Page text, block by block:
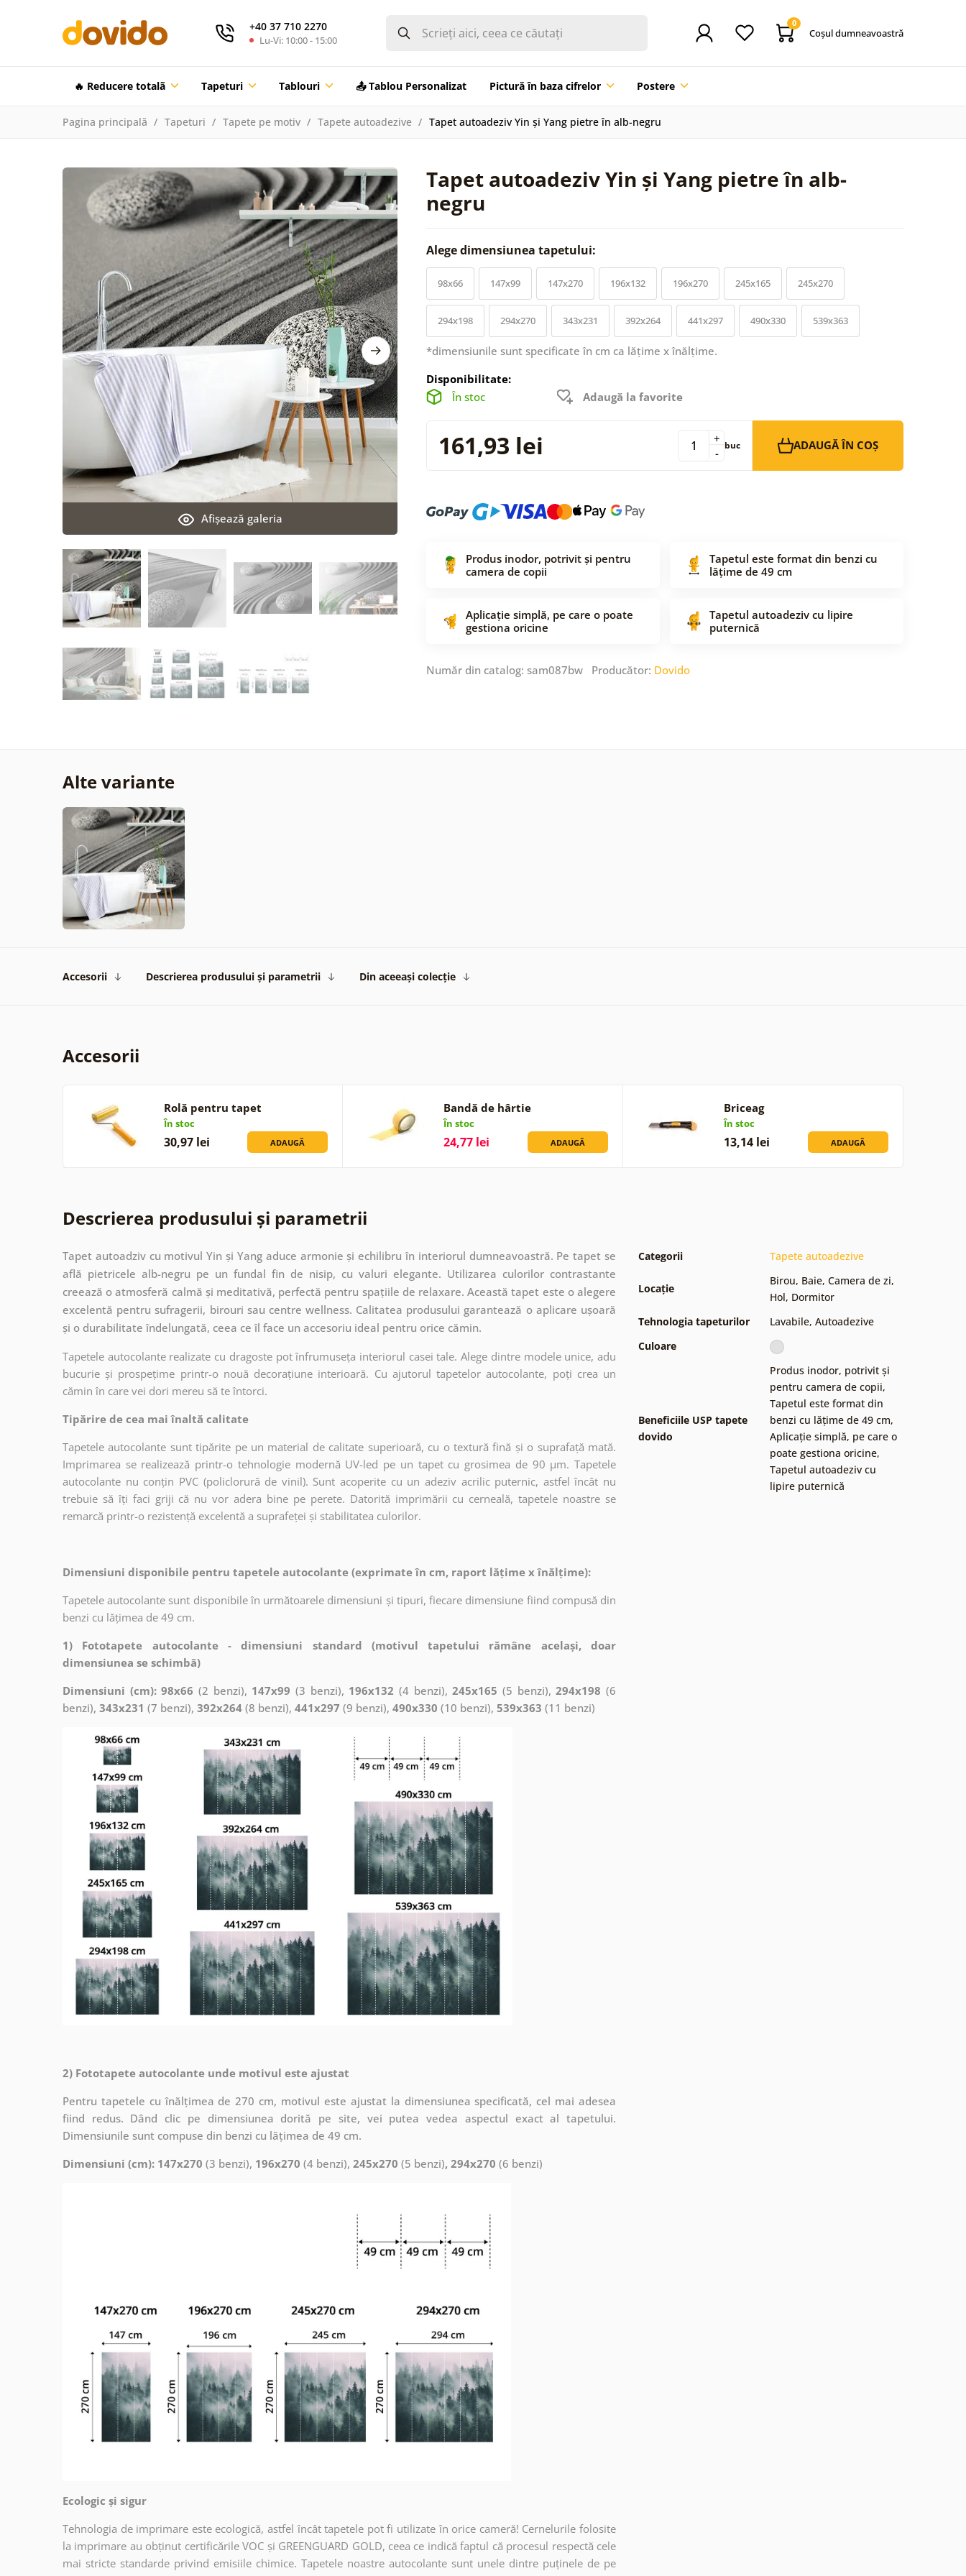
+40 37 710 2270
Lu-Vi: 10:00 - 15:00
0
Coşul dumneavoastră
🔥 Reducere totalã Tapeturi Tablouri 📤 Tablou Personalizat Pictură în baza cifrelor Postere
Pagina principală Tapeturi Tapete pe motiv Tapete autoadezive Tapet autoadeziv Yin și Yang pietre în alb-negru
Tapet autoadeziv Yin și Yang pietre în alb-
negru
Afişează galeria
Alege dimensiunea tapetului:
98x66 147x99 147x270 196x132 196x270 245x165 245x270
294x198 294x270 343x231 392x264 441x297 490x330 539x363
*dimensiunile sunt specificate în cm ca lățime x înălțime.
Disponibilitate:
În stoc
Adaugă la favorite
161,93 lei -
+ buc ADAUGĂ ÎN COȘ
Produs inodor, potrivit și pentru
camera de copii
Tapetul este format din benzi cu
lățime de 49 cm
Aplicație simplă, pe care o poate
gestiona oricine
Tapetul autoadeziv cu lipire
puternică
Număr din catalog: sam087bw Producător: Dovido
Alte variante
Accesorii Descrierea produsului și parametrii Din aceeași colecție
Accesorii
Rolă pentru tapet
În stoc
30,97 lei ADAUGĂ
Bandă de hârtie
În stoc
24,77 lei ADAUGĂ
Briceag
În stoc
13,14 lei ADAUGĂ
Descrierea produsului și parametrii
Tapet autoadziv cu motivul Yin și Yang aduce armonie și echilibru în interiorul dumneavoastră. Pe tapet se
află pietricele alb-negru pe un fundal fin de nisip, cu valuri elegante. Utilizarea culorilor contrastante
creează o atmosferă calmă și meditativă, perfectă pentru spațiile de relaxare. Această tapet este o alegere
excelentă pentru sufragerii, birouri sau centre wellness. Calitatea produsului garantează o aplicare ușoară
și o durabilitate îndelungată, ceea ce îl face un accesoriu ideal pentru orice cămin.
Tapetele autocolante realizate cu dragoste pot înfrumuseța interiorul casei tale. Alege dintre modele unice, adu
bucurie și prospețime printr-o nouă decorațiune interioară. Cu ajutorul tapetelor autocolante, poți crea un
cămin în care vei dori mereu să te întorci.
Tipărire de cea mai înaltă calitate
Tapetele autocolante sunt tipărite pe un material de calitate superioară, cu o textură fină și o suprafață mată.
Imprimarea se realizează printr-o tehnologie modernă UV-led pe un tapet cu grosimea de 90 µm. Tapetele
autocolante nu conțin PVC (policlorură de vinil). Sunt acoperite cu un adeziv acrilic puternic, astfel încât nu
trebuie să îți faci griji că nu vor adera bine pe perete. Datorită imprimării cu cerneală, tapetele noastre se
remarcă printr-o rezistență excelentă a suprafeței și stabilitatea culorilor.
Dimensiuni disponibile pentru tapetele autocolante (exprimate în cm, raport lățime x înălțime):
Tapetele autocolante sunt disponibile în următoarele dimensiuni și tipuri, fiecare dimensiune fiind compusă din
benzi cu lățimea de 49 cm.
1) Fototapete autocolante - dimensiuni standard (motivul tapetului rămâne același, doar
dimensiunea se schimbă)
Dimensiuni (cm): 98x66 (2 benzi), 147x99 (3 benzi), 196x132 (4 benzi),245x165 (5 benzi),294x198 (6
benzi), 343x231 (7 benzi), 392x264 (8 benzi), 441x297 (9 benzi), 490x330 (10 benzi), 539x363 (11 benzi)
2) Fototapete autocolante unde motivul este ajustat
Pentru tapetele cu înălțimea de 270 cm, motivul este ajustat la dimensiunea specificată, cel mai adesea
fiind redus. Dând clic pe dimensiunea dorită pe site, vei putea vedea aspectul exact al tapetului.
Dimensiunile sunt compuse din benzi cu lățimea de 49 cm.
Dimensiuni (cm): 147x270 (3 benzi), 196x270 (4 benzi), 245x270 (5 benzi), 294x270 (6 benzi)
Ecologic și sigur
Tehnologia de imprimare este ecologică, astfel încât tapetele pot fi utilizate în orice cameră! Cernelurile folosite
la imprimare au obținut certificările VOC și GREENGUARD GOLD, ceea ce indică faptul că procesul respectă cele
mai stricte standarde privind emisiile chimice. Tapetele noastre autocolante sunt unele dintre puținele de pe
Categorii Tapete autoadezive
Locație
Birou, Baie, Camera de zi,
Hol, Dormitor
Tehnologia tapeturilor
Lavabile, Autoadezive
Culoare
Beneficiile USP tapete
dovido
Produs inodor, potrivit și
pentru camera de copii,
Tapetul este format din
benzi cu lățime de 49 cm,
Aplicație simplă, pe care o
poate gestiona oricine,
Tapetul autoadeziv cu
lipire puternică